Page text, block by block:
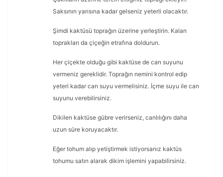
Saksının yarısına kadar gelseniz yeterli olacaktır.
Şimdi kaktüsü toprağın üzerine yerleştirin. Kalan
toprakları da çiçeğin etrafına doldurun.
Her çiçekte olduğu gibi kaktüse de can suyunu
vermeniz gereklidir. Toprağın nemini kontrol edip
yeteri kadar can suyu vermelisiniz. İçme suyu ile can
suyunu verebilirsiniz.
Dikilen kaktüse gübre verirseniz, canlılığını daha
uzun süre koruyacaktır.
Eğer tohum alıp yetiştirmek istiyorsanız kaktüs
tohumu satın alarak dikim işlemini yapabilirsiniz.